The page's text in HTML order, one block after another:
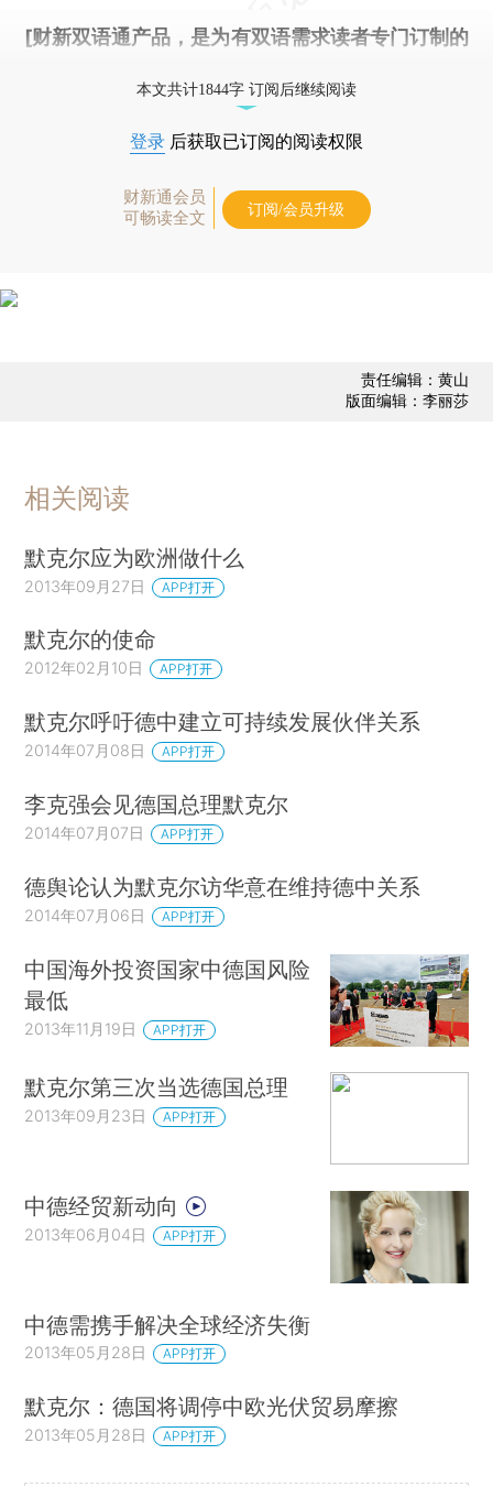
[财新双语通产品，是为有双语需求读者专门订制的
本文共计1844字 订阅后继续阅读
登录 后获取已订阅的阅读权限
财新通会员
可畅读全文
订阅/会员升级
责任编辑：黄山
版面编辑：李丽莎
相关阅读
默克尔应为欧洲做什么
2013年09月27日 APP打开
默克尔的使命
2012年02月10日 APP打开
默克尔呼吁德中建立可持续发展伙伴关系
2014年07月08日 APP打开
李克强会见德国总理默克尔
2014年07月07日 APP打开
德舆论认为默克尔访华意在维持德中关系
2014年07月06日 APP打开
中国海外投资国家中德国风险
最低
2013年11月19日 APP打开
默克尔第三次当选德国总理
2013年09月23日 APP打开
中德经贸新动向
2013年06月04日 APP打开
中德需携手解决全球经济失衡
2013年05月28日 APP打开
默克尔：德国将调停中欧光伏贸易摩擦
2013年05月28日 APP打开